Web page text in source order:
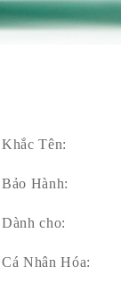
Khắc Tên:
Bảo Hành:
Dành cho:
Cá Nhân Hóa: